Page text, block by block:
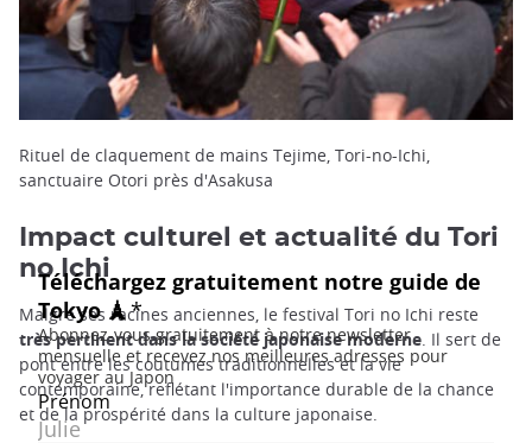
Rituel de claquement de mains Tejime, Tori-no-Ichi,
sanctuaire Otori près d'Asakusa
Impact culturel et actualité du Tori
no Ichi
Malgré ses racines anciennes, le festival Tori no Ichi reste
très pertinent dans la société japonaise moderne. Il sert de
pont entre les coutumes traditionnelles et la vie
contemporaine, reflétant l'importance durable de la chance
et de la prospérité dans la culture japonaise.